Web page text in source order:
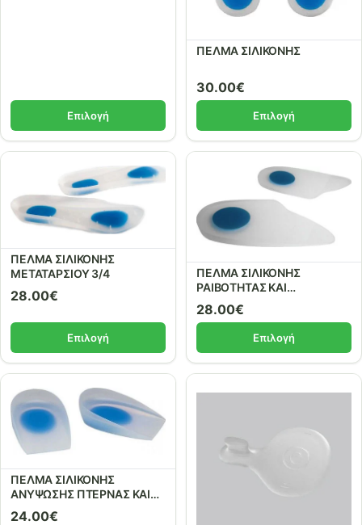
Επιλογή
ΠΕΛΜΑ ΣΙΛΙΚΟΝΗΣ
30.00€
Επιλογή
ΠΕΛΜΑ ΣΙΛΙΚΟΝΗΣ
ΜΕΤΑΤΑΡΣΙΟΥ 3/4
28.00€
Επιλογή
ΠΕΛΜΑ ΣΙΛΙΚΟΝΗΣ
ΡΑΙΒΟΤΗΤΑΣ ΚΑΙ
ΒΛΑΙΣΟΤΗΤΑΣ
28.00€
Επιλογή
ΠΕΛΜΑ ΣΙΛΙΚΟΝΗΣ
ΑΝΥΨΩΣΗΣ ΠΤΕΡΝΑΣ ΚΑΙ
ΑΚΑΝΘΑΣ
24.00€